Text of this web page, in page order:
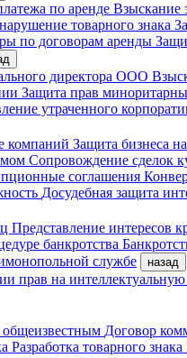
по аренде Взыскание
товарного знака
по договорам аренды
директора ООО
Защита прав
утраченного
компаний Защита бизнеса
Сопровождение сделок
соглашения
Досудебная защита
Представление интересов
банкротства
службе
назад
прав на интеллектуальную
общеизвестным Договор
Разработка товарного знака